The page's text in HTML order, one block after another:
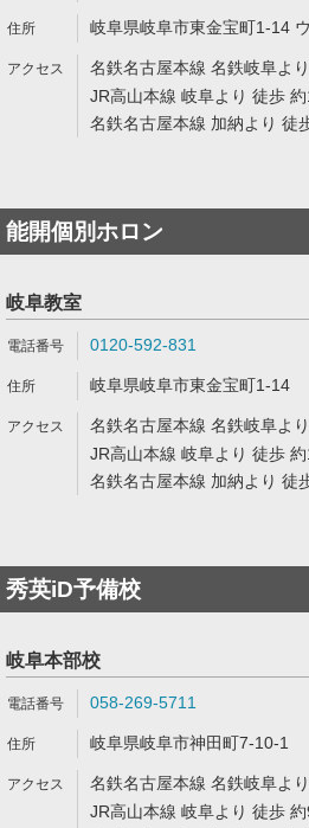
岐阜県岐阜市東金宝町1-14
名鉄名古屋本線 名鉄岐阜よ
JR高山本線 岐阜より 徒歩
名鉄名古屋本線 加納より 徒
能開個別ホロン
岐阜教室
0120-592-831
岐阜県岐阜市東金宝町1-14
名鉄名古屋本線 名鉄岐阜よ
JR高山本線 岐阜より 徒歩
名鉄名古屋本線 加納より 徒
秀英iD予備校
岐阜本部校
058-269-5711
岐阜県岐阜市神田町7-10-1
名鉄名古屋本線 名鉄岐阜よ
JR高山本線 岐阜より 徒歩